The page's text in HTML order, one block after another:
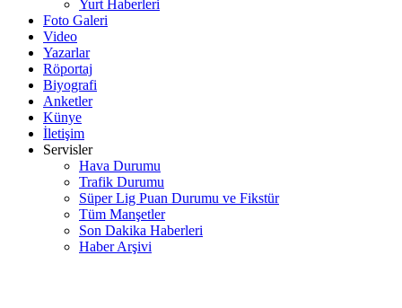
Yurt Haberleri
Foto Galeri
Video
Yazarlar
Röportaj
Biyografi
Anketler
Künye
İletişim
Servisler
Hava Durumu
Trafik Durumu
Süper Lig Puan Durumu ve Fikstür
Tüm Manşetler
Son Dakika Haberleri
Haber Arşivi